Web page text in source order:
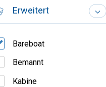
Erweitert
Bareboat
Bemannt
Kabine